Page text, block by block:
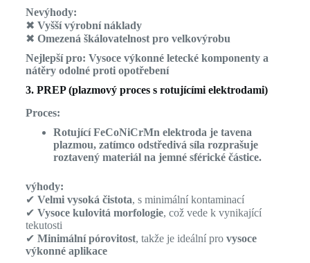
Nevýhody:
✖ Vyšší výrobní náklady
✖ Omezená škálovatelnost pro velkovýrobu
Nejlepší pro: Vysoce výkonné letecké komponenty a
nátěry odolné proti opotřebení
3. PREP (plazmový proces s rotujícími elektrodami)
Proces:
Rotující FeCoNiCrMn elektroda je tavena
plazmou, zatímco odstředivá síla rozprašuje
roztavený materiál na jemné sférické částice.
výhody:
✔ Velmi vysoká čistota, s minimální kontaminací
✔ Vysoce kulovitá morfologie, což vede k vynikající
tekutosti
✔ Minimální pórovitost, takže je ideální pro vysoce
výkonné aplikace